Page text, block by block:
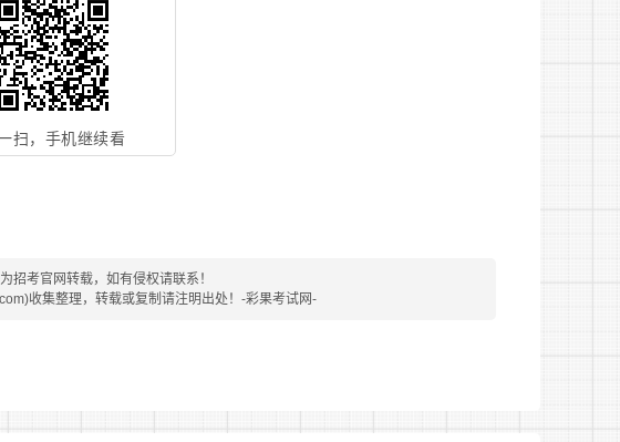
扫，手机继续看
招考官网转载，如有侵权请联系！
收集整理，转载或复制请注明出处！-彩果考试网-